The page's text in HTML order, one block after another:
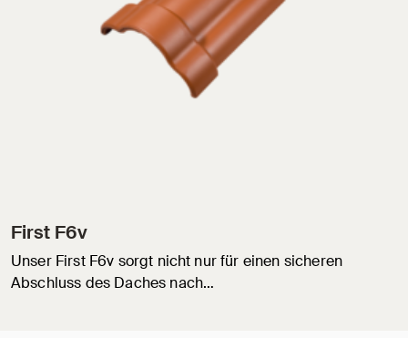
First F6v
Unser First F6v sorgt nicht nur für einen sicheren
Abschluss des Daches nach…